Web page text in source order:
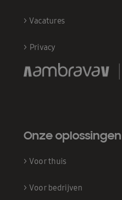
> Vacatures
> Privacy
Onze oplossingen
> Voor thuis
> Voor bedrijven